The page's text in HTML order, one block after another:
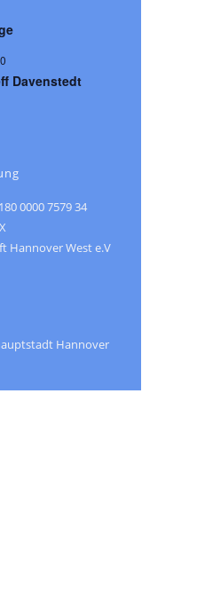
Davenstedt
0000 7579 34
Hannover West e.V
Hannover